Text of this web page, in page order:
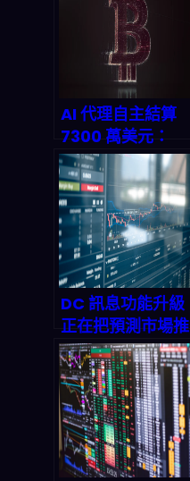
AI 代理自主結算
7300 萬美元：
Crypto Rails 如
何改寫機器經濟的
支付底層邏輯
DC 訊息功能升級
正在把預測市場推
向「即時對話＋即
時交易」：2026
供應鏈怎麼接？